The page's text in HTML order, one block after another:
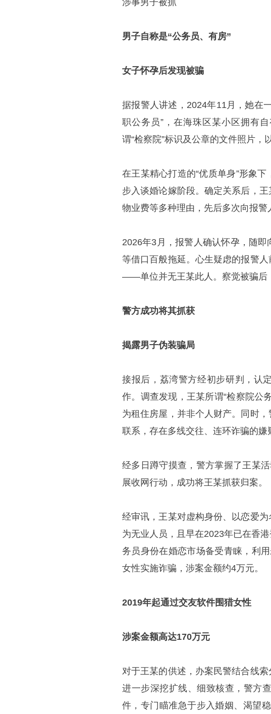
涉事男子被抓
男子自称是“公务员、有房”
女子怀孕后发现被骗
据报警人讲述，2024年11月，她在
职公务员”，在海珠区某小区拥有
谓“检察院”标识及公章的文件照片，
在王某精心打造的“优质单身”形象
步入谈婚论嫁阶段。确定关系后，
物业费等多种理由，先后多次向报警
2026年3月，报警人确认怀孕，随
等借口百般拖延。心生疑虑的报警
——单位并无王某此人。察觉被骗后
警方成功将其抓获
揭露男子伪装骗局
接报后，荔湾警方经初步研判，认
作。调查发现，王某所谓“检察院公
为租住房屋，并非个人财产。同时
联系，存在多线交往、连环诈骗的嫌
经多日蹲守摸查，警方掌握了王某
展收网行动，成功将王某抓获归案。
经审讯，王某对虚构身份、以恋爱
为无业人员，且早在2023年已在香
务员身份在婚恋市场备受青睐，利
女性实施诈骗，涉案金额约4万元。
2019年起通过交友软件围猎女性
涉案金额高达170万元
对于王某的供述，办案民警结合线
进一步深挖扩线、细致核查，警方
件，专门瞄准急于步入婚姻、渴望